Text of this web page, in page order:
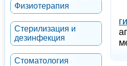
Физиотерапия
Стерилизация и
дезинфекция
Стоматология